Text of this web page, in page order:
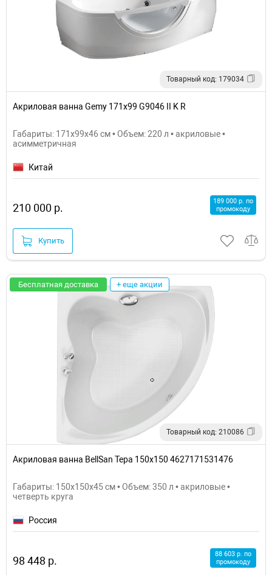
Товарный код: 179034
Акриловая ванна Gemy 171x99 G9046 II K R
Габариты: 171x99x46 см • Объем: 220 л • акриловые •
асимметричная
Китай
210 000 р.
189 000 р. по
промокоду
Купить
Бесплатная доставка + еще акции
Товарный код: 210086
Акриловая ванна BellSan Тера 150x150 4627171531476
Габариты: 150x150x45 см • Объем: 350 л • акриловые •
четверть круга
Россия
98 448 р.
88 603 р. по
промокоду